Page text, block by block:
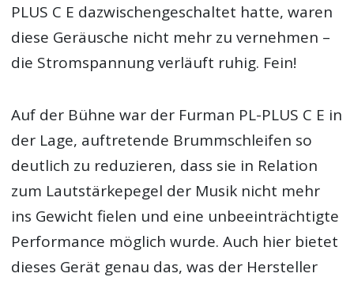
PLUS C E dazwischengeschaltet hatte, waren
diese Geräusche nicht mehr zu vernehmen –
die Stromspannung verläuft ruhig. Fein!
Auf der Bühne war der Furman PL-PLUS C E in
der Lage, auftretende Brummschleifen so
deutlich zu reduzieren, dass sie in Relation
zum Lautstärkepegel der Musik nicht mehr
ins Gewicht fielen und eine unbeeinträchtigte
Performance möglich wurde. Auch hier bietet
dieses Gerät genau das, was der Hersteller